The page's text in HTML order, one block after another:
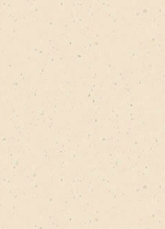
filter
filter
80 х 120 мм filter
filter
filter